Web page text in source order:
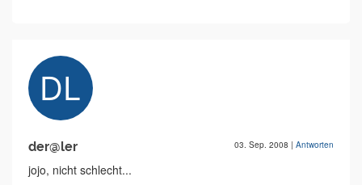
der@ler 03. Sep. 2008 | Antworten
jojo, nicht schlecht...